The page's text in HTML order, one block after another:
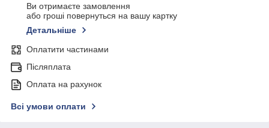
Ви отримаєте замовлення
або гроші повернуться на вашу картку
Детальніше
Оплатити частинами
Післяплата
Оплата на рахунок
Всі умови оплати